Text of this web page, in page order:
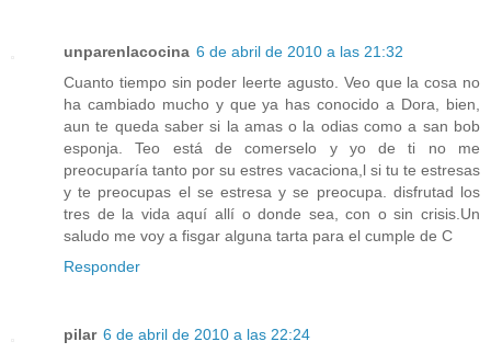
unparenlacocina 6 de abril de 2010 a las 21:32
Cuanto tiempo sin poder leerte agusto. Veo que la cosa no
ha cambiado mucho y que ya has conocido a Dora, bien,
aun te queda saber si la amas o la odias como a san bob
esponja. Teo está de comerselo y yo de ti no me
preocuparía tanto por su estres vacaciona,l si tu te estresas
y te preocupas el se estresa y se preocupa. disfrutad los
tres de la vida aquí allí o donde sea, con o sin crisis.Un
saludo me voy a fisgar alguna tarta para el cumple de C
Responder
pilar 6 de abril de 2010 a las 22:24